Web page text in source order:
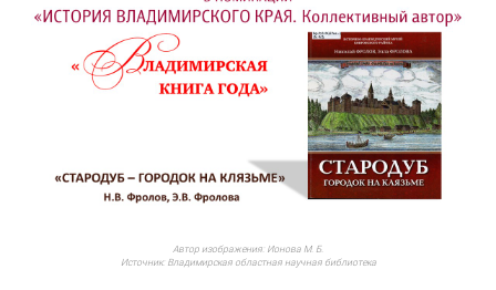
Автор изображения: Ионова М. Б.
Источник: Владимирская областная научная библиотека